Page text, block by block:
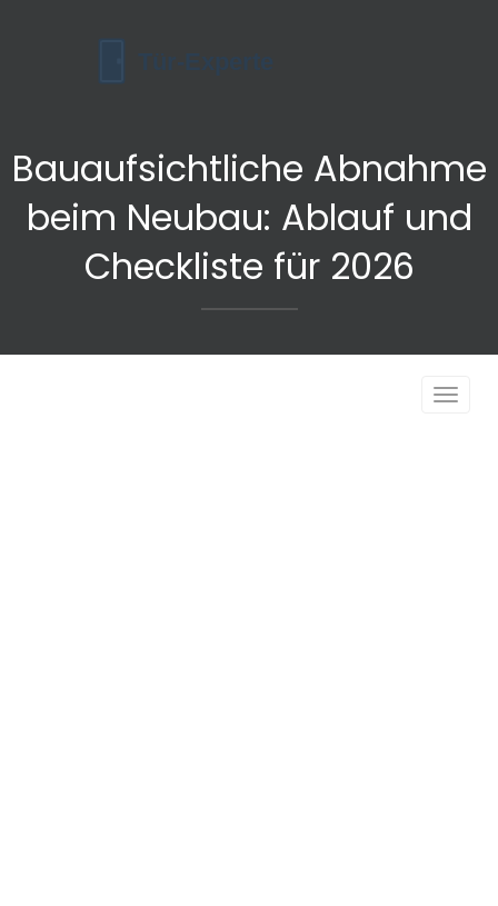
Bauaufsichtliche Abnahme
beim Neubau: Ablauf und
Checkliste für 2026